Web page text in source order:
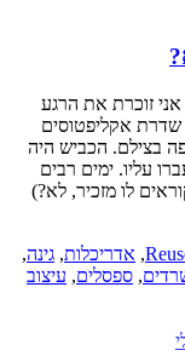
לראשונה ב"תפוז" בתאריך 22 מרץ 2011 אני זוכרת את הרגע
אקליפטוסים
בצילם. הכביש היה
עליו. ימים רבים
לו מזכיר, לא?)
,אדריכלות,גינה,
,ספסלים,עיצוב